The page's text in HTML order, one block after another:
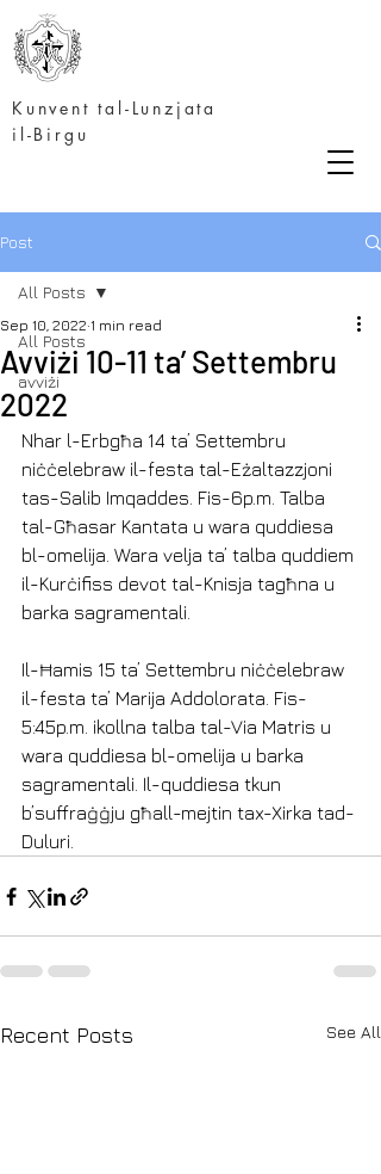
Kunvent tal-Lunzjata
il-Birgu
Post
All Posts
avviżi
All Posts
Avviżi 10-11 ta’ Settembru
2022
Sep 10, 2022 1 min read
Nhar l-Erbgħa 14 ta’ Settembru
niċċelebraw il-festa tal-Eżaltazzjoni
tas-Salib Imqaddes. Fis-6p.m. Talba
tal-Għasar Kantata u wara quddiesa
bl-omelija. Wara velja ta’ talba quddiem
il-Kurċifiss devot tal-Knisja tagħna u
barka sagramentali.
Il-Ħamis 15 ta’ Settembru niċċelebraw
il-festa ta’ Marija Addolorata. Fis-
5:45p.m. ikollna talba tal-Via Matris u
wara quddiesa bl-omelija u barka
sagramentali. Il-quddiesa tkun
b’suffraġġju għall-mejtin tax-Xirka tad-
Duluri.
Recent Posts See All